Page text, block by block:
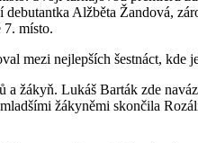
Alžběta Žandová,
místo.
mezi nejlepších šestnáct,
žákyň. Lukáš Barták zde
žákyněmi skončila